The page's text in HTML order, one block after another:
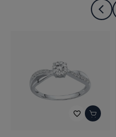
favorite_border